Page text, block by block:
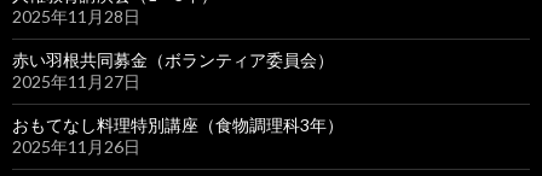
2025年11月28日
赤い羽根共同募金（ボランティア委員会）
2025年11月27日
おもてなし料理特別講座（食物調理科3年）
2025年11月26日